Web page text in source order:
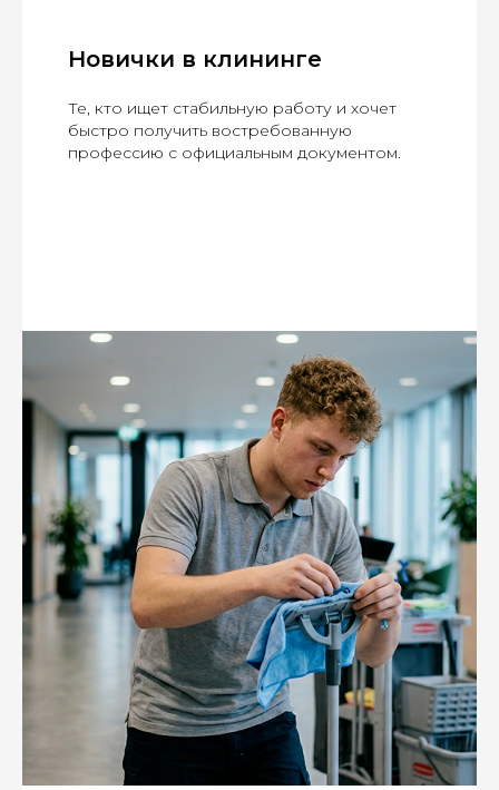
Новички в клининге
Те, кто ищет стабильную работу и хочет
быстро получить востребованную
профессию с официальным документом.